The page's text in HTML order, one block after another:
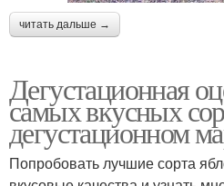
читать дальше →
Дегустационная
самых вкусных
дегустационном
Попробовать лучшие сорта